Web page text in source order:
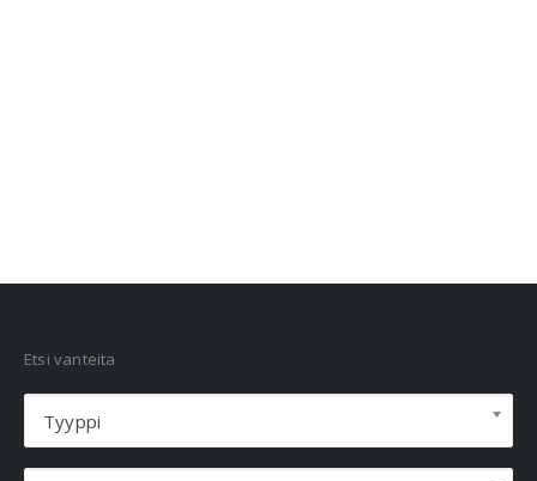
Etsi vanteita
Tyyppi